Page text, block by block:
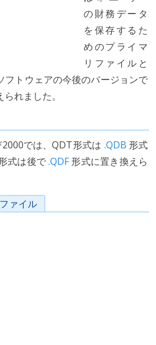
の財務データ
を保存するた
めのプライマ
リファイルと
フトウェアの今後のバージョンで
れました。
では、QDT形式は .QDB 形式
式は後で.QDF形式に置き換えら
ァイル